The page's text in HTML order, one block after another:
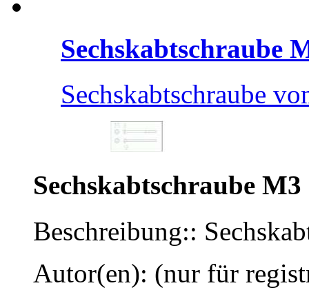
Sechskabtschraube
Sechskabtschraube
Sechskabtschraube M3
Beschreibung::
Autor(en): (nur für